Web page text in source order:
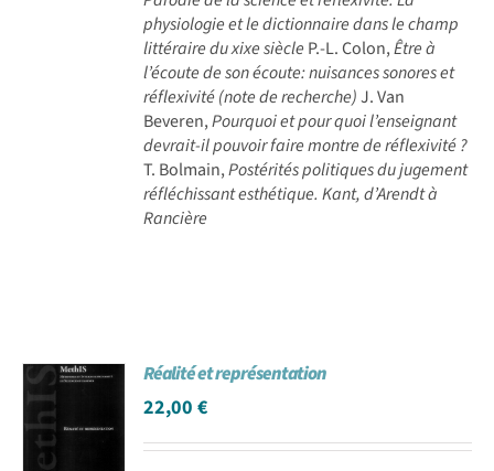
physiologie et le dictionnaire dans le champ
littéraire du xixe siècle P.-L. Colon,Être à
l’écoute de son écoute: nuisances sonores et
réflexivité (note de recherche)J. Van
Beveren,Pourquoi et pour quoi l’enseignant
devrait-il pouvoir faire montre de réflexivité ?
T. Bolmain,Postérités politiques du jugement
réfléchissant esthétique. Kant, d’Arendt à
Rancière
Réalité et représentation
22,00€